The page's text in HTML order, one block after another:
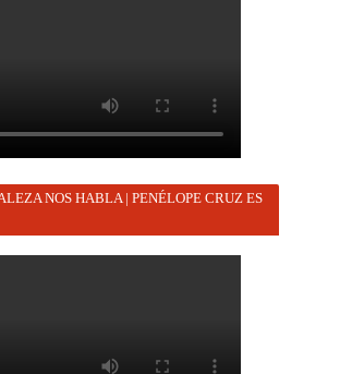
NOS HABLA | PENÉLOPE CRUZ ES